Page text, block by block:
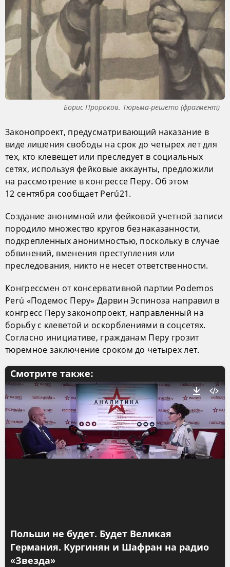
Борис Пророков. Тюрьма-решето (фрагмент)
Законопроект, предусматривающий наказание в
виде лишения свободы на срок до четырех лет для
тех, кто клевещет или преследует в социальных
сетях, используя фейковые аккаунты, предложили
на рассмотрение в конгрессе Перу. Об этом
12 сентября сообщает Perú21.
Создание анонимной или фейковой учетной записи
породило множество кругов безнаказанности,
подкрепленных анонимностью, поскольку в случае
обвинений, вменения преступления или
преследования, никто не несет ответственности.
Конгрессмен от консервативной партии Podemos
Perú «Подемос Перу» Дарвин Эспиноза направил в
конгресс Перу законопроект, направленный на
борьбу с клеветой и оскорблениями в соцсетях.
Согласно инициативе, гражданам Перу грозит
тюремное заключение сроком до четырех лет.
Смотрите также:
Польши не будет. Будет Великая
Германия. Кургинян и Шафран на радио
«Звезда»